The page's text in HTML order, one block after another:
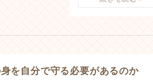
を自分で守る必要があるのか